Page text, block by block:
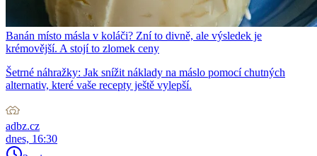
Banán místo másla v koláči? Zní to divně, ale výsledek je
krémovější. A stojí to zlomek ceny
Šetrné náhražky: Jak snížit náklady na máslo pomocí chutných
alternativ, které vaše recepty ještě vylepší.
adbz.cz
dnes, 16:30